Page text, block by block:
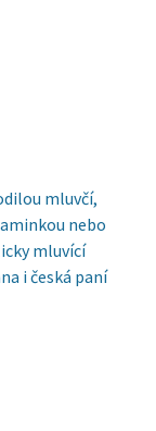
mluvčí,
nebo
mluvící
i česká paní